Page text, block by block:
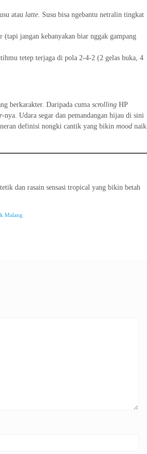
atau latte . Susu bisa ngebantu netralin tingkat
(tapi jangan kebanyakan biar nggak gampang
tetep terjaga di pola 2-4-2 (2 gelas buka, 4
berkarakter. Daripada cuma scrolling HP
-nya. Udara segar dan pemandangan hijau di sini
definisi nongki cantik yang bikin mood naik
dan rasain sensasi tropical yang bikin betah
Malang